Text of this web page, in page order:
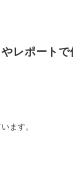
レポートで
ます。